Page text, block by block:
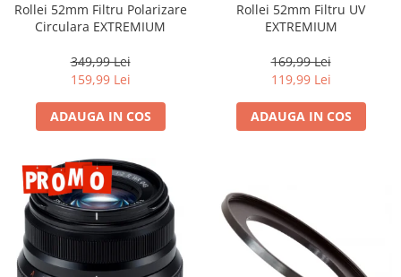
Compatibil Sony
Adaptoare stativ port umbrela si
Comander TTL
Cabluri si Patine Sincron
Alimentare auxiliara blitz
Protectie patina apa, ploaie
Bounce-uri, Softbox-uri
Rollei 52mm Filtru Polarizare
Circulara EXTREMIUM
349,99 Lei
159,99 Lei
ADAUGA IN COS
Rollei 52mm Filtru UV
EXTREMIUM
169,99 Lei
119,99 Lei
ADAUGA IN COS